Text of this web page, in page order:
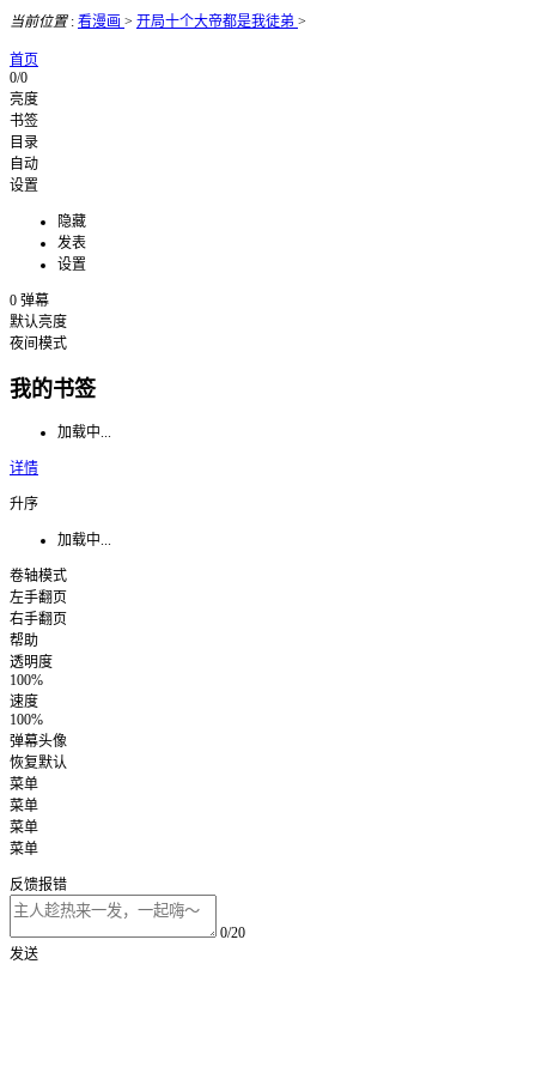
当前位置: 看漫画 > 开局十个大帝都是我徒弟 >
首页
0/0
亮度
书签
目录
自动
设置
隐藏
发表
设置
0 弹幕
默认亮度
夜间模式
我的书签
加载中...
详情
升序
加载中...
卷轴模式
左手翻页
右手翻页
帮助
透明度
100%
速度
100%
弹幕头像
恢复默认
菜单
菜单
菜单
菜单
反馈报错
0/20
发送